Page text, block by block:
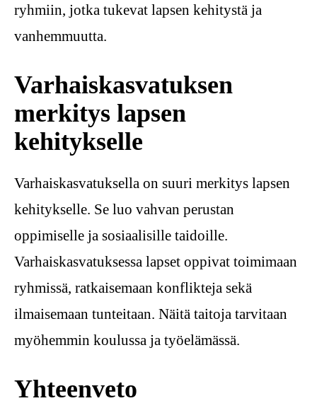
ryhmiin, jotka tukevat lapsen kehitystä ja
vanhemmuutta.
Varhaiskasvatuksen
merkitys lapsen
kehitykselle
Varhaiskasvatuksella on suuri merkitys lapsen
kehitykselle. Se luo vahvan perustan
oppimiselle ja sosiaalisille taidoille.
Varhaiskasvatuksessa lapset oppivat toimimaan
ryhmissä, ratkaisemaan konflikteja sekä
ilmaisemaan tunteitaan. Näitä taitoja tarvitaan
myöhemmin koulussa ja työelämässä.
Yhteenveto